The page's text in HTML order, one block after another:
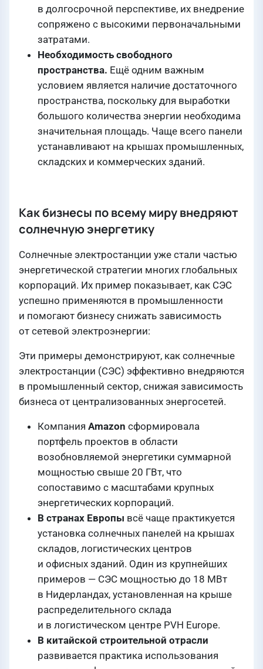
в долгосрочной перспективе, их внедрение
сопряжено с высокими первоначальными
затратами.
Необходимость свободного
пространства. Ещё одним важным
условием является наличие достаточного
пространства, поскольку для выработки
большого количества энергии необходима
значительная площадь. Чаще всего панели
устанавливают на крышах промышленных,
складских и коммерческих зданий.
Как бизнесы по всему миру внедряют
солнечную энергетику
Солнечные электростанции уже стали частью
энергетической стратегии многих глобальных
корпораций. Их пример показывает, как СЭС
успешно применяются в промышленности
и помогают бизнесу снижать зависимость
от сетевой электроэнергии:
Эти примеры демонстрируют, как солнечные
электростанции (СЭС) эффективно внедряются
в промышленный сектор, снижая зависимость
бизнеса от централизованных энергосетей.
Компания Amazon сформировала
портфель проектов в области
возобновляемой энергетики суммарной
мощностью свыше 20 ГВт, что
сопоставимо с масштабами крупных
энергетических корпораций.
В странах Европы всё чаще практикуется
установка солнечных панелей на крышах
складов, логистических центров
и офисных зданий. Один из крупнейших
примеров — СЭС мощностью до 18 МВт
в Нидерландах, установленная на крыше
распределительного склада
и в логистическом центре PVH Europe.
В китайской строительной отрасли
развивается практика использования